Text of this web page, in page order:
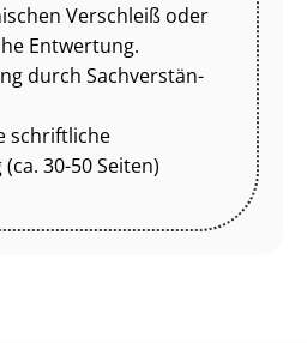
Verschleiß oder
Entwertung.
durch Sach­ver­stän­
schriftliche
30-50 Seiten)